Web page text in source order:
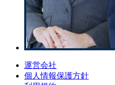
運営会社
個人情報保護方針